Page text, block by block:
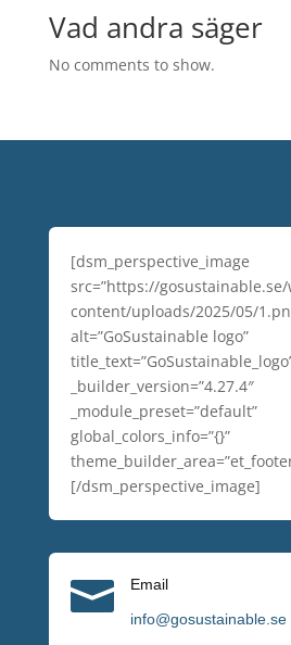
Vad andra säger
No comments to show.
[dsm_perspective_image
src=”https://
content/uploads/2025/05/
alt=”GoSustainable logo”
_builder_version=”4.27.4″
_module_preset=”default”
global_colors_info=”{}”
[/dsm_perspective_image]

Email
info@gosustainable.se